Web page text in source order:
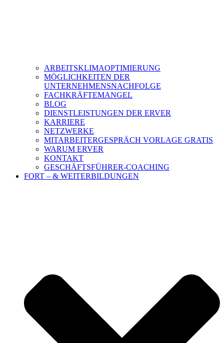
ARBEITSKLIMAOPTIMIERUNG
MÖGLICHKEITEN DER
UNTERNEHMENSNACHFOLGE
FACHKRÄFTEMANGEL
BLOG
DIENSTLEISTUNGEN DER ERVER
KARRIERE
NETZWERKE
MITARBEITERGESPRÄCH VORLAGE GRATIS
WARUM ERVER
KONTAKT
GESCHÄFTSFÜHRER-COACHING
FORT – & WEITERBILDUNGEN